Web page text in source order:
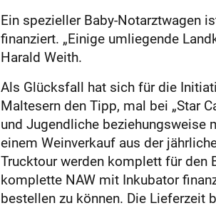
Ein spezieller Baby-Notarztwagen
finanziert. „Einige umliegende
Harald Weith.
Als Glücksfall hat sich für die
Maltesern den Tipp, mal bei „Star
und Jugendliche beziehungsweise
einem Weinverkauf aus der
Trucktour werden komplett für den
komplette NAW mit Inkubator
bestellen zu können. Die